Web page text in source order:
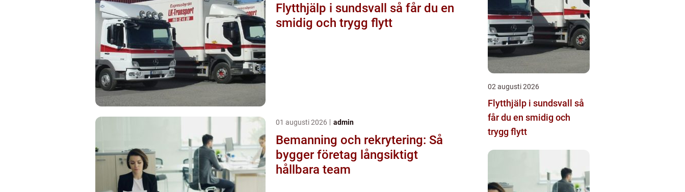
Flytthjälp i sundsvall så får du en
smidig och trygg flytt
01 augusti 2026 admin
Bemanning och rekrytering: Så
bygger företag långsiktigt
hållbara team
02 augusti 2026
Flytthjälp i sundsvall så
får du en smidig och
trygg flytt